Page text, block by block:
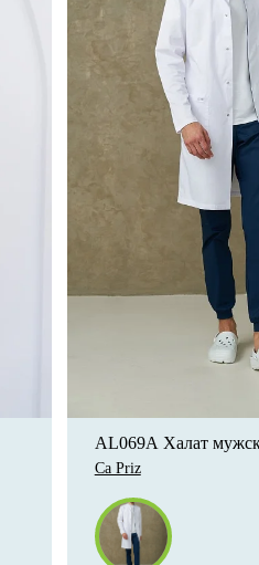
AL069А Халат
Ca Priz